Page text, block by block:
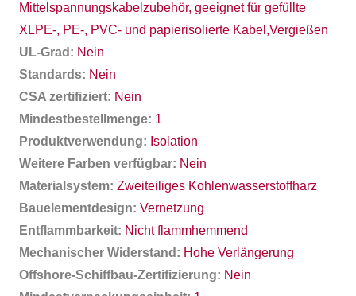
Mittelspannungskabelzubehör, geeignet für gefüllte
XLPE-, PE-, PVC- und papierisolierte Kabel,Vergießen
UL-Grad: Nein
Standards: Nein
CSA zertifiziert: Nein
Mindestbestellmenge: 1
Produktverwendung: Isolation
Weitere Farben verfügbar: Nein
Materialsystem: Zweiteiliges Kohlenwasserstoffharz
Bauelementdesign: Vernetzung
Entflammbarkeit: Nicht flammhemmend
Mechanischer Widerstand: Hohe Verlängerung
Offshore-Schiffbau-Zertifizierung: Nein